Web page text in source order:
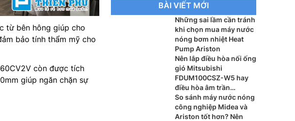
từ bên hông giúp cho
bảo tính thẩm mỹ cho
còn được tích
giúp ngăn chặn sự
BÀI VIẾT MỚI
Những sai lầm cần tránh
khi chọn mua máy nước
nóng bơm nhiệt Heat
Pump Ariston
Nên lắp điều hòa nối ống
gió Mitsubishi
FDUM100CSZ-W5 hay
điều hòa âm trần
Mitsubishi FDT100CNZ-
W5 cho phòng khách?
So sánh máy nước nóng
công nghiệp Midea và
Ariston tốt hơn? Nên